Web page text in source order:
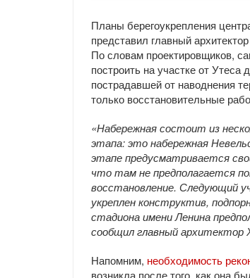
Планы берегоукрепления
представил главный
По словам проектировщиков,
построить на участке от Утеса
пострадавшей от наводнения
только восстановительные
«Набережная состоит из
этапа: это набережная
этапе предусматривается
что там не предполагается
восстановление. Следующий
укреплен конструктив,
стадиона имени Ленина
сообщил главный архитектор
Напомним, необходимость
возникла после того, как она